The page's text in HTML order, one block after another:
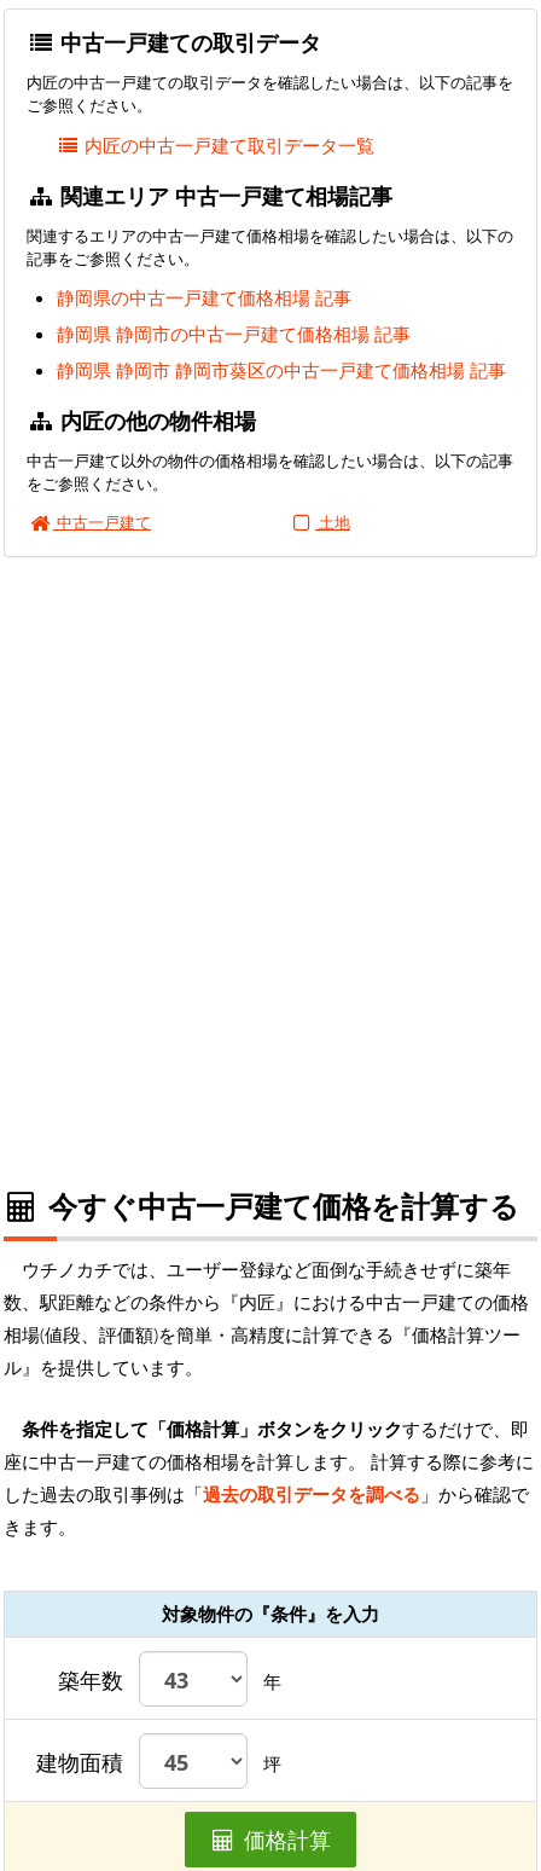
中古一戸建ての取引データ
内匠の中古一戸建ての取引データを確認したい場合は、以下の記事を
ご参照ください。
内匠の中古一戸建て取引データ一覧
関連エリア 中古一戸建て相場記事
関連するエリアの中古一戸建て価格相場を確認したい場合は、以下の
記事をご参照ください。
静岡県の中古一戸建て価格相場 記事
静岡県 静岡市の中古一戸建て価格相場 記事
静岡県 静岡市 静岡市葵区の中古一戸建て価格相場 記事
内匠の他の物件相場
中古一戸建て以外の物件の価格相場を確認したい場合は、以下の記事
をご参照ください。
中古一戸建て
土地
今すぐ中古一戸建て価格を計算する
ウチノカチでは、ユーザー登録など面倒な手続きせずに築年
数、駅距離などの条件から『内匠』における中古一戸建ての価格
相場(値段、評価額)を簡単・高精度に計算できる『価格計算ツー
ル』を提供しています。
条件を指定して「価格計算」ボタンをクリックするだけで、即
座に中古一戸建ての価格相場を計算します。 計算する際に参考に
した過去の取引事例は「過去の取引データを調べる 」から確認で
きます。
対象物件の『条件』を入力
築年数 年
建物面積 坪
価格計算